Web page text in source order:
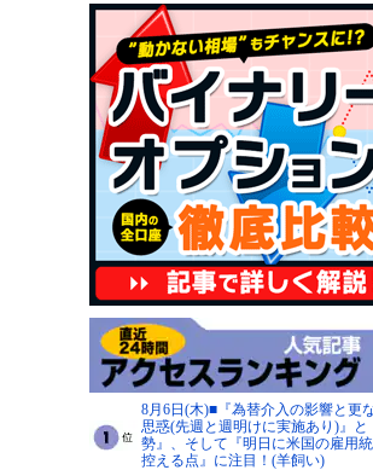
8月6日(木)■『為替介入の影響と更
思惑(先週と週明けに実施あり)』と
勢』、そして『明日に米国の雇用
控える点』に注目！(羊飼い)